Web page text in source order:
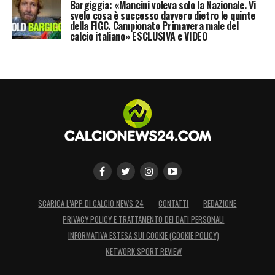
Bargiggia: «Mancini voleva solo la Nazionale. Vi
svelo cosa è successo davvero dietro le quinte
della FIGC. Campionato Primavera male del
calcio italiano» ESCLUSIVA e VIDEO
SCARICA L’APP DI CALCIO NEWS 24 CONTATTI
REDAZIONE
PRIVACY POLICY E TRATTAMENTO DEI DATI PERSONALI
INFORMATIVA ESTESA SUI COOKIE (COOKIE POLICY)
NETWORK SPORT REVIEW